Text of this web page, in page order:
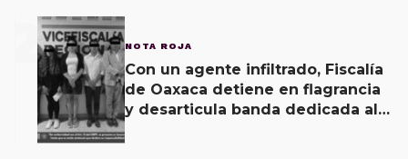
2 NOTA ROJA
Con un agente infiltrado, Fiscalía
de Oaxaca detiene en flagrancia
y desarticula banda dedicada al